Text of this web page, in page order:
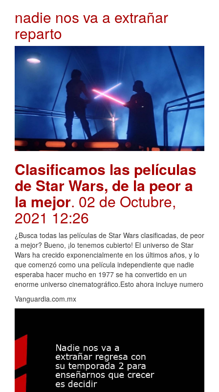
nadie nos va a extrañar
reparto
Clasificamos las películas
de Star Wars, de la peor a
la mejor. 02 de Octubre,
2021 12:26
¿Busca todas las películas de Star Wars clasificadas, de peor
a mejor? Bueno, ¡lo tenemos cubierto! El universo de Star
Wars ha crecido exponencialmente en los últimos años, y lo
que comenzó como una película independiente que nadie
esperaba hacer mucho en 1977 se ha convertido en un
enorme universo cinematográfico.Esto ahora incluye numero
Vanguardia.com.mx